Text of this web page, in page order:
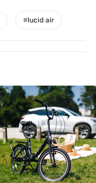
#lucid air